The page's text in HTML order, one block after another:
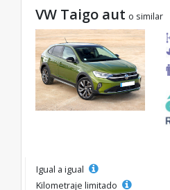
VW Taigo aut o similar
Igual a igual
Kilometraje limitado